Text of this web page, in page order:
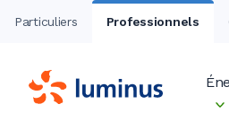
Particuliers Professionnels